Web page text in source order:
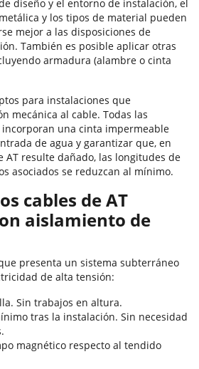
diseño y el entorno de instalación, el
y los tipos de material pueden
mejor a las disposiciones de
También es posible aplicar otras
armadura (alambre o cinta
para instalaciones que
mecánica al cable. Todas las
incorporan una cinta impermeable
de agua y garantizar que, en
AT resulte dañado, las longitudes de
asociados se reduzcan al mínimo.
cables de AT
aislamiento de
presenta un sistema subterráneo
de alta tensión:
Sin trabajos en altura.
tras la instalación. Sin necesidad
magnético respecto al tendido